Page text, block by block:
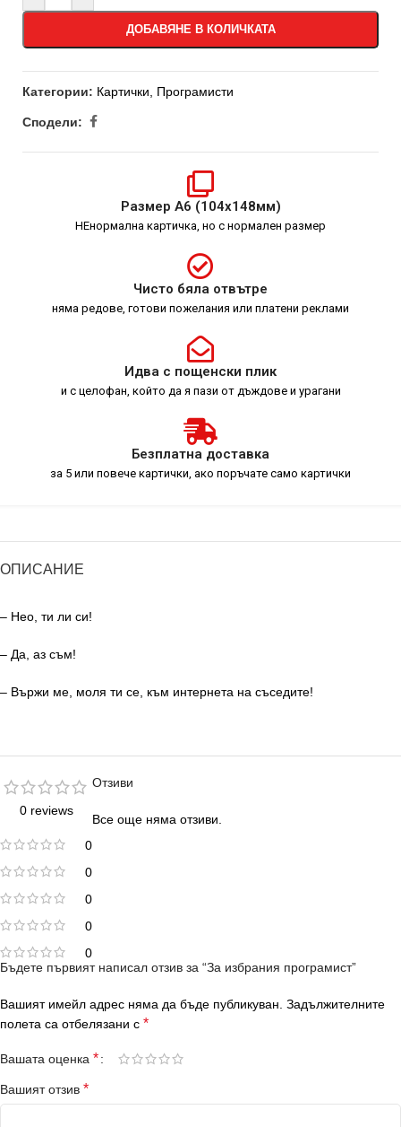
ДОБАВЯНЕ В КОЛИЧКАТА
Категории: Картички Програмисти
Сподели:
Размер А6 (104х148мм)
НЕнормална картичка, но с нормален размер
Чисто бяла отвътре
няма редове, готови пожелания или платени реклами
Идва с пощенски плик
и с целофан, който да я пази от дъждове и урагани
Безплатна доставка
за 5 или повече картички, ако поръчате само картички
ОПИСАНИЕ
– Нео, ти ли си!
– Да, аз съм!
– Вържи ме, моля ти се, към интернета на съседите!
0 reviews
0
0
0
0
0
Отзиви
Все още няма отзиви.
Бъдете първият написал отзив за “За избрания програмист”
Вашият имейл адрес няма да бъде публикуван. Задължителните
полета са отбелязани с *
Вашата оценка *
Вашият отзив *